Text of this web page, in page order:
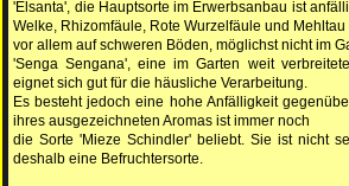
'Elsanta', die Hauptsorte im Erwerbsanbau ist
Welke, Rhizomfäule, Rote Wurzelfäule und
vor allem auf schweren Böden, möglichst nicht im
'Senga Sengana', eine im Garten weit
eignet sich gut für die häusliche Verarbeitung.
Es besteht jedoch eine hohe Anfälligkeit
ihres ausgezeichneten Aromas ist immer noch
die Sorte 'Mieze Schindler' beliebt. Sie ist nicht
deshalb eine Befruchtersorte.